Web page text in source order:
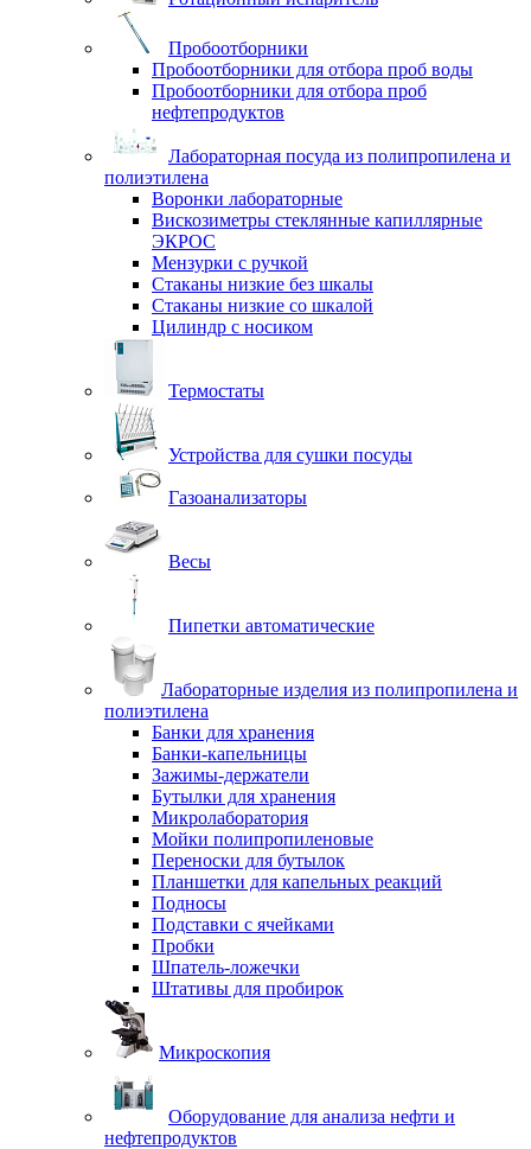
Пробоотборники
Пробоотборники для отбора проб воды
Пробоотборники для отбора проб
нефтепродуктов
Лабораторная посуда из полипропилена и
полиэтилена
Воронки лабораторные
Вискозиметры стеклянные капиллярные
ЭКРОС
Мензурки с ручкой
Стаканы низкие без шкалы
Стаканы низкие со шкалой
Цилиндр с носиком
Термостаты
Устройства для сушки посуды
Газоанализаторы
Весы
Пипетки автоматические
Лабораторные изделия из полипропилена и
полиэтилена
Банки для хранения
Банки-капельницы
Зажимы-держатели
Бутылки для хранения
Микролаборатория
Мойки полипропиленовые
Переноски для бутылок
Планшетки для капельных реакций
Подносы
Подставки с ячейками
Пробки
Шпатель-ложечки
Штативы для пробирок
Микроскопия
Оборудование для анализа нефти и
нефтепродуктов